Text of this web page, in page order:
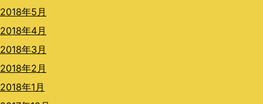
2018年5月
2018年4月
2018年3月
2018年2月
2018年1月